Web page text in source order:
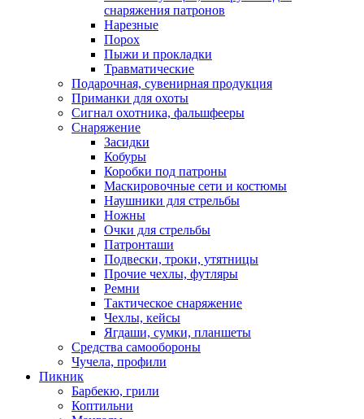
снаряжения патронов
Нарезные
Порох
Пыжи и прокладки
Травматические
Подарочная, сувенирная продукция
Приманки для охоты
Сигнал охотника, фальшфееры
Снаряжение
Засидки
Кобуры
Коробки под патроны
Маскировочные сети и костюмы
Наушники для стрельбы
Ножны
Очки для стрельбы
Патронташи
Подвески, троки, утятницы
Прочие чехлы, футляры
Ремни
Тактическое снаряжение
Чехлы, кейсы
Ягдаши, сумки, планшеты
Средства самообороны
Чучела, профили
Пикник
Барбекю, грили
Коптильни